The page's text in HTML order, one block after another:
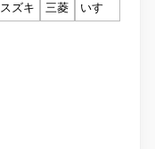
スズキ 三菱
いすゞ